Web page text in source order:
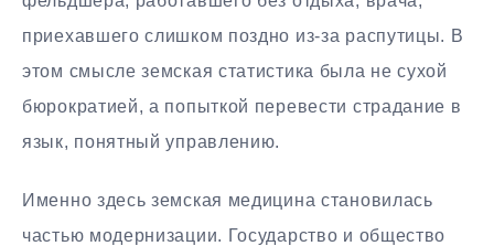
приехавшего слишком поздно из-за распутицы. В
этом смысле земская статистика была не сухой
бюрократией, а попыткой перевести страдание в
язык, понятный управлению.
Именно здесь земская медицина становилась
частью модернизации. Государство и общество